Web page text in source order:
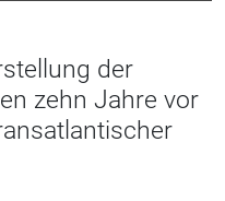
der
zehn Jahre vor